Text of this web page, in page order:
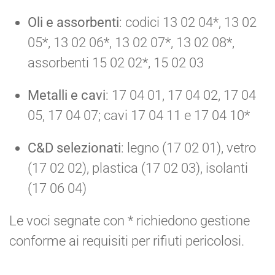
Oli e assorbenti: codici 13 02 04*, 13 02
05*, 13 02 06*, 13 02 07*, 13 02 08*,
assorbenti 15 02 02*, 15 02 03
Metalli e cavi: 17 04 01, 17 04 02, 17 04
05, 17 04 07; cavi 17 04 11 e 17 04 10*
C&D selezionati: legno (17 02 01), vetro
(17 02 02), plastica (17 02 03), isolanti
(17 06 04)
Le voci segnate con * richiedono gestione
conforme ai requisiti per rifiuti pericolosi.